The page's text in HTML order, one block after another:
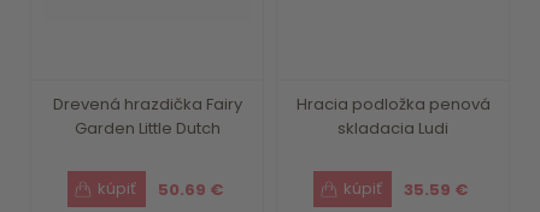
Drevená hrazdička Fairy
Garden Little Dutch
50.69 €
Hracia podložka penová
skladacia Ludi
35.59 €